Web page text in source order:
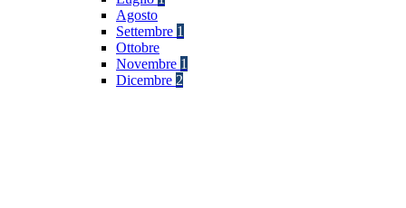
Agosto
Settembre 1
Ottobre
Novembre 1
Dicembre 2